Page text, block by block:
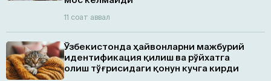
11 соат аввал
Ўзбекистонда ҳайвонларни мажбурий
идентификация қилиш ва рўйхатга
олиш тўғрисидаги қонун кучга кирди